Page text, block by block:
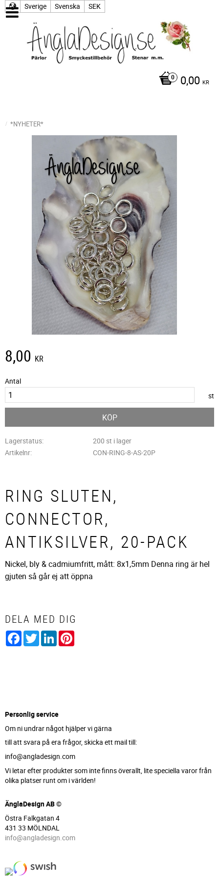
Sverige Svenska SEK
0,00 KR
*NYHETER*
8,00 KR
Antal
st
KÖP
Lagerstatus
200 st i lager
Artikelnr
CON-RING-8-AS-20P
RING SLUTEN,
CONNECTOR,
ANTIKSILVER, 20-PACK
Nickel, bly & cadmiumfritt, mått: 8x1,5mm Denna ring är hel
gjuten så går ej att öppna
DELA MED DIG
Facebook
TwitterLinkedIn
Personlig service
Om ni undrar något hjälper vi gärna
till att svara på era frågor, skicka ett mail till:
info@angladesign.com
Vi letar efter produkter som inte finns överallt, lite speciella varor från
olika platser runt om i världen!
ÄnglaDesign AB ©
Östra Falkgatan 4
431 33 MÖLNDAL
info@angladesign.com